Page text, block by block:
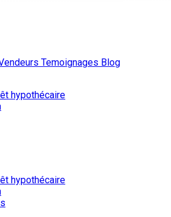
Temoignages Blog
hypothécaire
hypothécaire